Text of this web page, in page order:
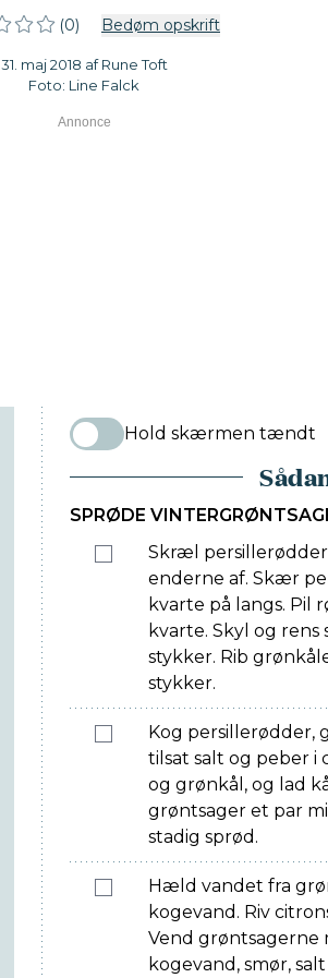
(0) Bedøm opskrift
31. maj 2018 af Rune Toft
Foto: Line Falck
Hold skærmen tændt
SPRØDE
Skræl
enderne af. Skær
kvarte på langs. Pil
kvarte. Skyl og rens
stykker. Rib
stykker.
Kog persillerødder,
tilsat salt og peber i
og grønkål, og lad
grøntsager et par
stadig sprød.
Hæld vandet fra
kogevand. Riv
Vend grøntsagerne
kogevand, smør,